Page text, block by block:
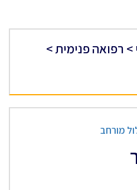
רפואה פנימית >
מורחב